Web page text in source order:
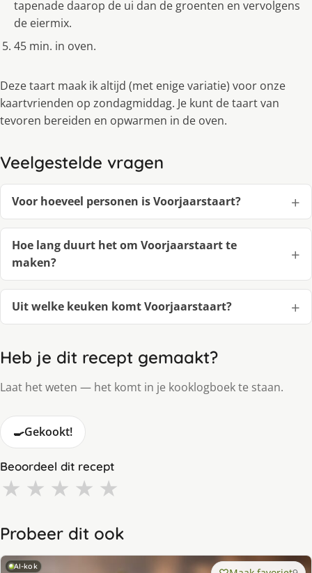
tapenade daarop de ui dan de groenten en vervolgens
de eiermix.
45 min. in oven.
Deze taart maak ik altijd (met enige variatie) voor onze
kaartvrienden op zondagmiddag. Je kunt de taart van
tevoren bereiden en opwarmen in de oven.
Veelgestelde vragen
Voor hoeveel personen is Voorjaarstaart?
Hoe lang duurt het om Voorjaarstaart te
maken?
Uit welke keuken komt Voorjaarstaart?
Heb je dit recept gemaakt?
Laat het weten — het komt in je kooklogboek te staan.
🍳Gekookt!
Beoordeel dit recept
★ ★ ★ ★ ★
Probeer dit ook
AI-kok